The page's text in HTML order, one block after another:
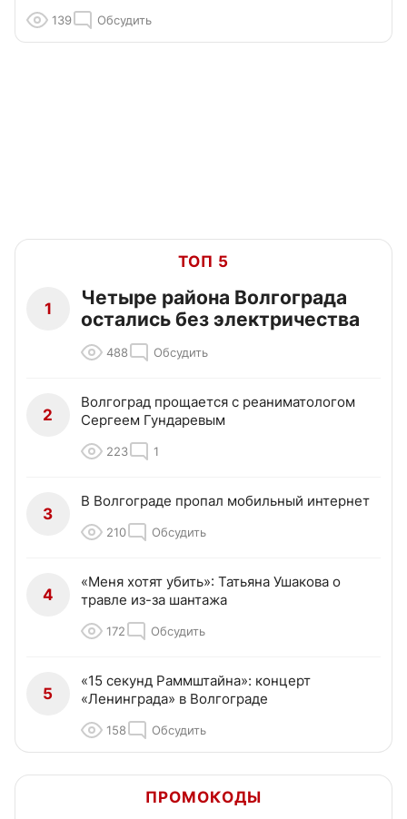
139 Обсудить
ТОП 5
1
Четыре района Волгограда
остались без электричества
488 Обсудить
2
Волгоград прощается с реаниматологом
Сергеем Гундаревым
223 1
3
В Волгограде пропал мобильный интернет
210 Обсудить
4
«Меня хотят убить»: Татьяна Ушакова о
травле из-за шантажа
172 Обсудить
5
«15 секунд Раммштайна»: концерт
«Ленинграда» в Волгограде
158 Обсудить
ПРОМОКОДЫ